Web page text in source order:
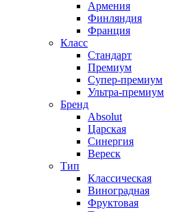
Армения
Финляндия
Франция
Класс
Стандарт
Премиум
Супер-премиум
Ультра-премиум
Бренд
Absolut
Царская
Синергия
Вереск
Тип
Классическая
Виноградная
Фруктовая